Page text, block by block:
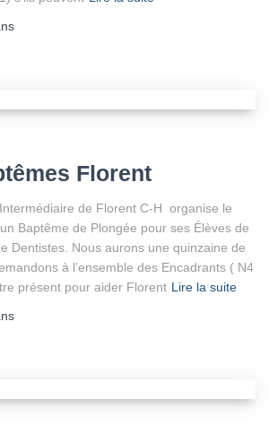
Florent
de Florent C-H organise le
Baptême de Plongée pour ses Élèves de
Dentistes. Nous aurons une quinzaine de
à l’ensemble des Encadrants ( N4
présent pour aider Florent Lire la suite